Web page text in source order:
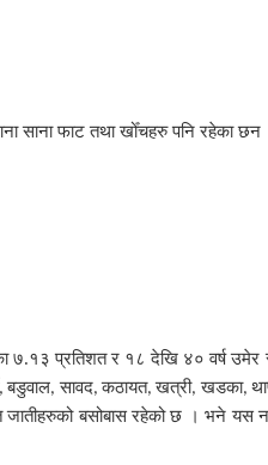
साना फाट तथा खोँचहरु पनि रहेका
७.१३ प्रतिशत र १८ देखि ४० वर्ष
,बडुवाल,सावद,कठायत,खत्री,खडका,
बसोबास रहेको छ । भने यस